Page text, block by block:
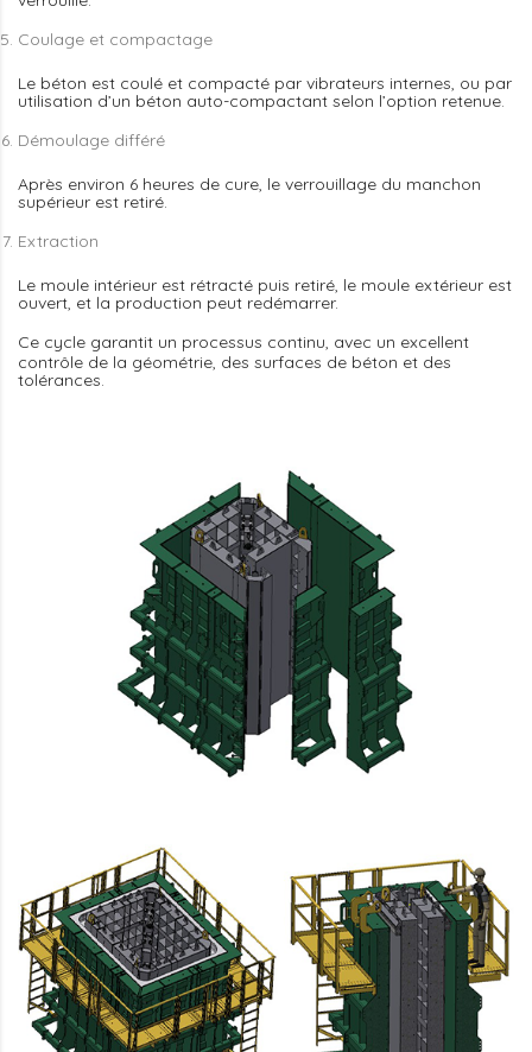
Coulage et compactage
Le béton est coulé et compacté par vibrateurs internes, ou par
utilisation d’un béton auto-compactant selon l’option retenue.
Démoulage différé
Après environ 6 heures de cure, le verrouillage du manchon
supérieur est retiré.
Extraction
Le moule intérieur est rétracté puis retiré, le moule extérieur est
ouvert, et la production peut redémarrer.
Ce cycle garantit un processus continu, avec un excellent
contrôle de la géométrie, des surfaces de béton et des
tolérances.